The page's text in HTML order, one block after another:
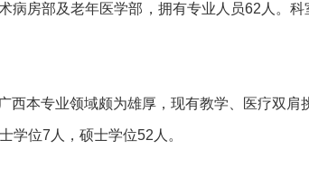
病房部及老年医学部，拥有专业人员62人。
西本专业领域颇为雄厚，现有教学、医疗双
学位7人，硕士学位52人。